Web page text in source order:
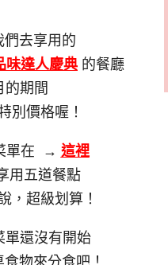
去享用的
味達人慶典 的餐廳
的期間
別價格喔！
單在 → 這裡
用五道餐點
，超級划算！
單還沒有開始
物來分食吧！